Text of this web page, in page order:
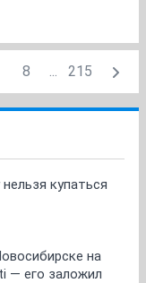
8 ... 215
купаться
на
— его заложил